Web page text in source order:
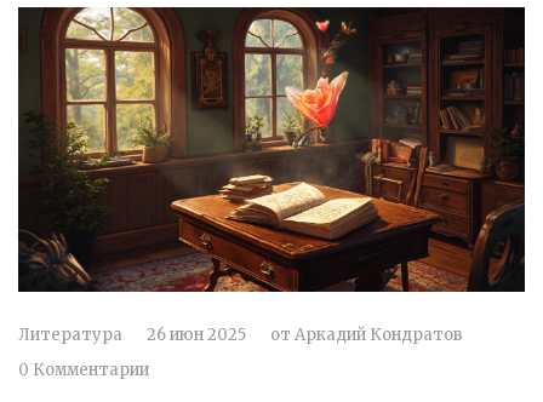
Литература 26 июн 2025 от Аркадий Кондратов
0 Комментарии